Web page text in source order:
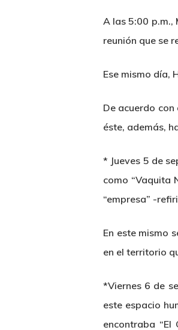
A las 5:00 p.m.,
reunión que se
Ese mismo día,
De acuerdo con
éste, además,
* Jueves 5 de
como “Vaquita
“empresa” -
En este mismo
en el territorio
*Viernes 6 de
este espacio
encontraba “El